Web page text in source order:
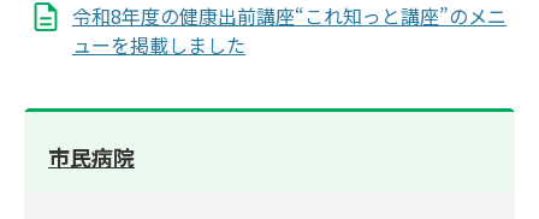
令和8年度の健康出前講座“これ知っと講座”のメニ
ューを掲載しました
市民病院